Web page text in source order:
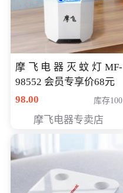
摩飞电器灭蚊灯MF-
98552 会员专享价68元
98.00
库存100
摩飞电器专卖店